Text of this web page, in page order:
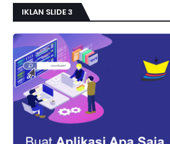
IKLAN SLIDE 3